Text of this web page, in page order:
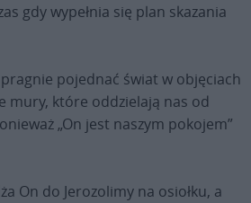
gdy wypełnia się plan skazania
pojednać świat w objęciach
mury, które oddzielają nas od
„On jest naszym pokojem”
On do Jerozolimy na osiołku, a